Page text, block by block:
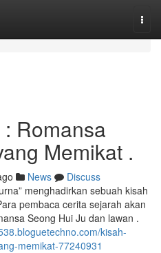
Romansa
Memikat .
News
Discuss
menghadirkan sebuah kisah
pembaca cerita sejarah akan
Seong Hui Ju dan lawan .
kisah-
memikat-77240931